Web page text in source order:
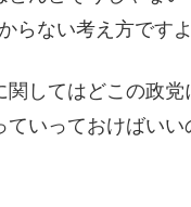
らない考え方です
関してはどこの政
ていっておけばい